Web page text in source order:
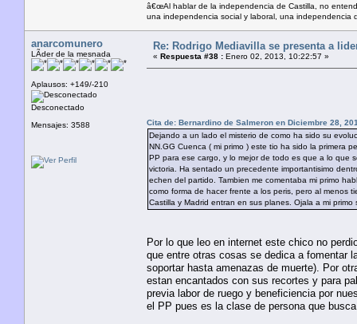
â€œAl hablar de la independencia de Castilla, no
una independencia social y laboral, una independencia
anarcomunero
LÃ­der de la mesnada
Aplausos: +149/-210
Desconectado
Mensajes: 3588
Re: Rodrigo Mediavilla se presenta a
« Respuesta #38 : Enero 02, 2013, 10:22:57 »
Cita de: Bernardino de Salmeron en Diciembre 28,
Dejando a un lado el misterio de como ha sido su
NN.GG Cuenca ( mi primo ) este tio ha sido la primera
PP para ese cargo, y lo mejor de todo es que a lo que
victoria. Ha sentado un precedente importantisimo
echen del partido. Tambien me comentaba mi primo
como forma de hacer frente a los peris, pero al menos
Castilla y Madrid entran en sus planes. Ojala a mi
Por lo que leo en internet este chico no
que entre otras cosas se dedica a fomentar
soportar hasta amenazas de muerte). Por
estan encantados con sus recortes y para
previa labor de ruego y beneficiencia por
el PP pues es la clase de persona que